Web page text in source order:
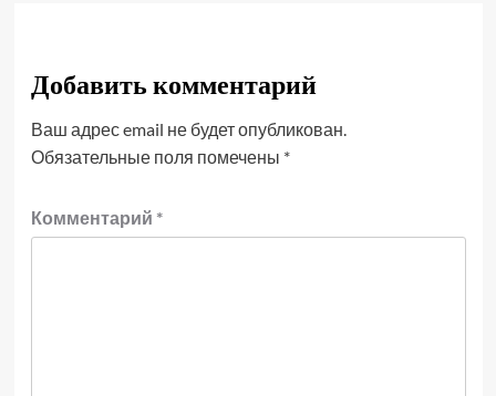
Добавить комментарий
Ваш адрес email не будет опубликован.
Обязательные поля помечены *
Комментарий *